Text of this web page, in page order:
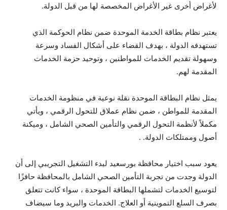
لأغراض أخرى غير الأغراض المخصصة لها من قبل الدولة.
يعتبر نظام بطاقة الخدمة الموحدة ضمن نظام الحوكمة الذي
تستهدفه الدولة ، بهدف القضاء على أشكال الفساد وسرعة
وسهولة تقديم الخدمات للمواطنين ، وتوحيد حزمة الخدمات
المقدمة لهم.
يمثل نظام البطاقة الموحدة نقلة نوعية في منظومة الخدمات
المقدمة للمواطن ، ضمن نظام عملاق للتحول الرقمي ، ويأتي
مكملاً لأنظمة التحول الرقمي والتأمين الصحي الشامل ، وميكنة
أصول وممتلكات الدولة. .
يعود سبب اختيار محافظة بورسعيد لبدء التشغيل التجريبي إلى أن
الدولة وجدت من تجربة التأمين الصحي الشامل بالمحافظة حافزًا
لتوسيع الخدمات لتشملها البطاقة الموحدة ، سواء كانت تتعلق
بصرف السلع التموينية أو العلاج. الخدمات والبريد وما سيضاف